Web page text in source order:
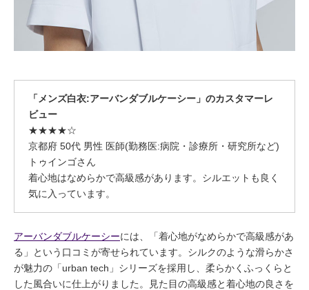
「メンズ白衣:アーバンダブルケーシー」のカスタマーレ
ビュー
★★★★☆
京都府 50代 男性 医師(勤務医:病院・診療所・研究所など)
トゥインゴさん
着心地はなめらかで高級感があります。シルエットも良く
気に入っています。
アーバンダブルケーシーには、「着心地がなめらかで高級感があ
る」という口コミが寄せられています。シルクのような滑らかさ
が魅力の「urban tech」シリーズを採用し、柔らかくふっくらと
した風合いに仕上がりました。見た目の高級感と着心地の良さを